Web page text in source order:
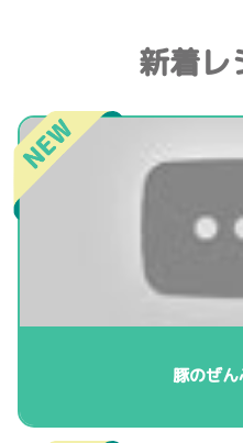
新着レ
豚のぜ